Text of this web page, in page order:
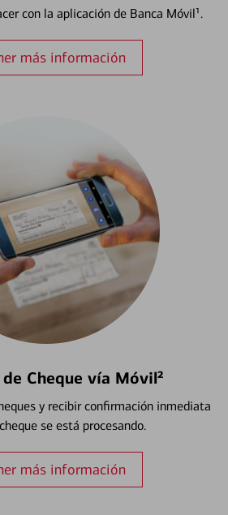
con la aplicación de Banca Móvil¹.
más información
Cheque vía Móvil²
y recibir confirmación inmediata
se está procesando.
más información